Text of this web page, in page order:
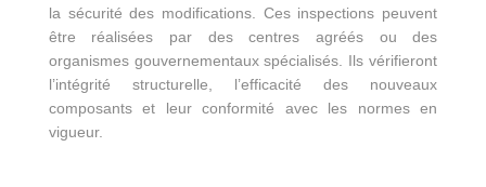
la sécurité des modifications. Ces inspections peuvent
être réalisées par des centres agréés ou des
organismes gouvernementaux spécialisés. Ils vérifieront
l’intégrité structurelle, l’efficacité des nouveaux
composants et leur conformité avec les normes en
vigueur.